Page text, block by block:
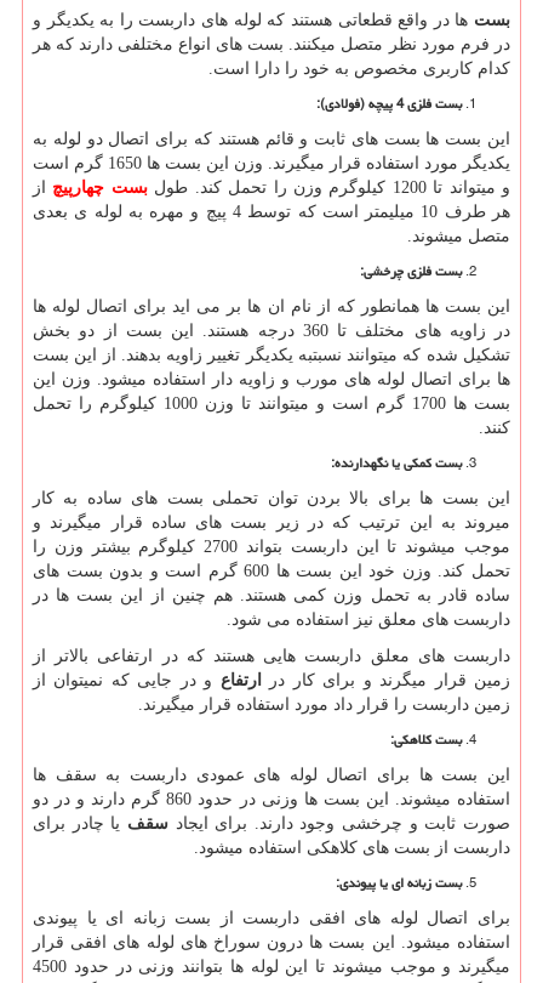
بست ها در واقع قطعاتی هستند که لوله های داربست را به یکدیگر و
در فرم مورد نظر متصل میکنند. بست های انواع مختلفی دارند که هر
کدام کاربری مخصوص به خود را دارا است.
بست فلزی 4 پیچه (فولادی) :
این بست ها بست های ثابت و قائم هستند که برای اتصال دو لوله به
یکدیگر مورد استفاده قرار میگیرند. وزن این بست ها 1650 گرم است
و میتواند تا 1200 کیلوگرم وزن را تحمل کند. طول
بست چهارپیچ از
هر طرف 10 میلیمتر است که توسط 4 پیچ و مهره به لوله ی بعدی
متصل میشوند.
بست فلزی چرخشی:
این بست ها همانطور که از نام ان ها بر می اید برای اتصال لوله ها
در زاویه های مختلف تا 360 درجه هستند. این بست از دو بخش
تشکیل شده که میتوانند نسبتبه یکدیگر تغییر زاویه بدهند. از این بست
ها برای اتصال لوله های مورب و زاویه دار استفاده میشود. وزن این
بست ها 1700 گرم است و میتوانند تا وزن 1000 کیلوگرم را تحمل
کنند.
بست کمکی یا نگهدارنده:
این بست ها برای بالا بردن توان تحملی بست های ساده به کار
میروند به این ترتیب که در زیر بست های ساده قرار میگیرند و
موجب میشوند تا این داربست بتواند 2700 کیلوگرم بیشتر وزن را
تحمل کند. وزن خود این بست ها 600 گرم است و بدون بست های
ساده قادر به تحمل وزن کمی هستند. هم چنین از این بست ها در
داربست های معلق نیز استفاده می شود.
داربست های معلق داربست هایی هستند که در ارتفاعی بالاتر از
زمین قرار میگرند و برای کار در
ارتفاع و در جایی که نمیتوان از
زمین داربست را قرار داد مورد استفاده قرار میگیرند.
بست کلاهکی:
این بست ها برای اتصال لوله های عمودی داربست به سقف ها
استفاده میشوند. این بست ها وزنی در حدود 860 گرم دارند و در دو
صورت ثابت و چرخشی وجود دارند. برای ایجادسقف یا چادر برای
داربست از بست های کلاهکی استفاده میشود.
بست زبانه ای یا پیوندی:
برای اتصال لوله های افقی داربست از بست زبانه ای یا پیوندی
استفاده میشود. این بست ها درون سوراخ های لوله های افقی قرار
میگیرند و موجب میشوند تا این لوله ها بتوانند وزنی در حدود 4500